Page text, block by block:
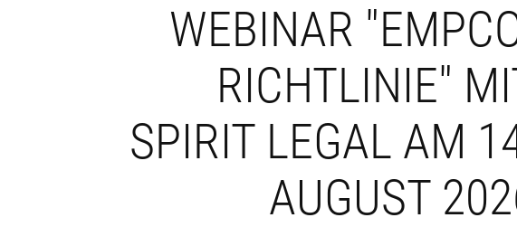
WEBINAR
RICHTLINIE"
SPIRIT LEGAL AM
AUGUST